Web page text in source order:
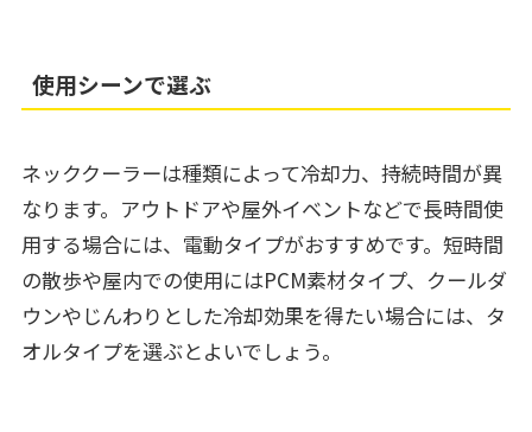
使用シーンで選ぶ
ネッククーラーは種類によって冷却力、持続時間が異
なります。アウトドアや屋外イベントなどで長時間使
用する場合には、電動タイプがおすすめです。短時間
の散歩や屋内での使用にはPCM素材タイプ、クールダ
ウンやじんわりとした冷却効果を得たい場合には、タ
オルタイプを選ぶとよいでしょう。